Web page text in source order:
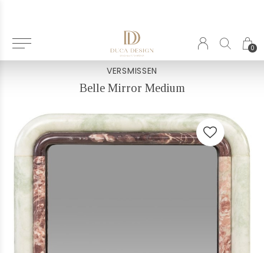
0
Terug
VERSMISSEN
Belle Mirror Medium